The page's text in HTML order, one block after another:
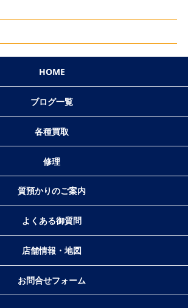
HOME
ブログ一覧
各種買取
修理
質預かりのご案内
よくある御質問
店舗情報・地図
お問合せフォーム